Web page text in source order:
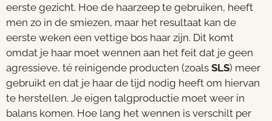
eerste gezicht. Hoe de haarzeep te gebruiken, heeft
men zo in de smiezen, maar het resultaat kan de
eerste weken een vettige bos haar zijn. Dit komt
omdat je haar moet wennen aan het feit dat je geen
agressieve, té reinigende producten (zoals SLS) meer
gebruikt en dat je haar de tijd nodig heeft om hiervan
te herstellen. Je eigen talgproductie moet weer in
balans komen. Hoe lang het wennen is verschilt per